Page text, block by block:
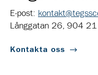
E-post:
Långgatan 26, 904
Kontakta oss